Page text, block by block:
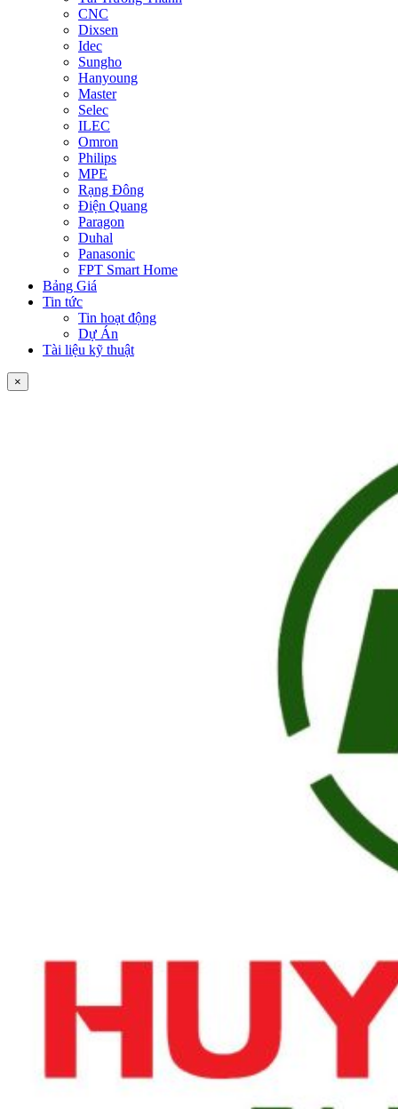
CNC
Dixsen
Idec
Sungho
Hanyoung
Master
Selec
ILEC
Omron
Philips
MPE
Rạng Đông
Điện Quang
Paragon
Duhal
Panasonic
FPT Smart Home
Bảng Giá
Tin tức
Tin hoạt động
Dự Án
Tài liệu kỹ thuật
×